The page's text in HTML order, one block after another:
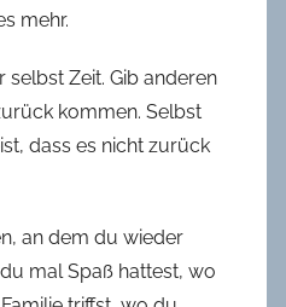
mehr.
selbst Zeit. Gib anderen
kommen. Selbst
dass es nicht zurück
an dem du wieder
mal Spaß hattest, wo